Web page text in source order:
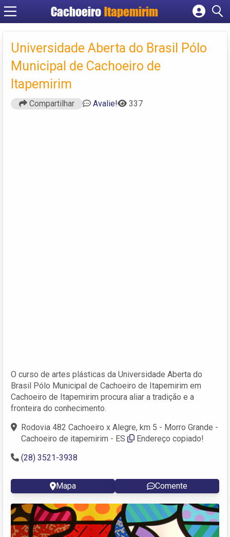
Cachoeiro Itapemirim
Cadastrar empresa
Criar conta
Universidade Aberta do Brasil Pólo
Municipal de Cachoeiro de
Itapemirim
Compartilhar Avalie! 337
O curso de artes plásticas da Universidade Aberta do
Brasil Pólo Municipal de Cachoeiro de Itapemirim em
Cachoeiro de Itapemirim procura aliar a tradição e a
fronteira do conhecimento.
Rodovia 482 Cachoeiro x Alegre, km 5 - Morro Grande -
Cachoeiro de itapemirim - ES
Endereço copiado!
(28) 3521-3938
Mapa Comente